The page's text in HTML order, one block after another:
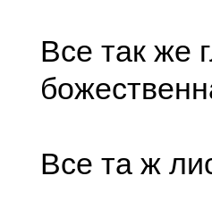
Все так же
Все та ж